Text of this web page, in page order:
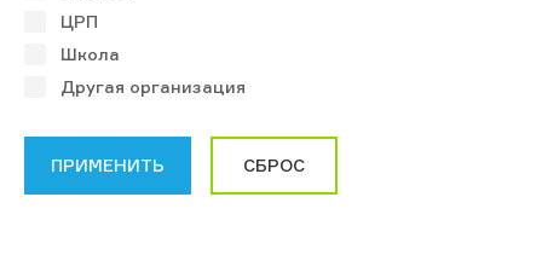
ЦРП
Школа
Другая организация